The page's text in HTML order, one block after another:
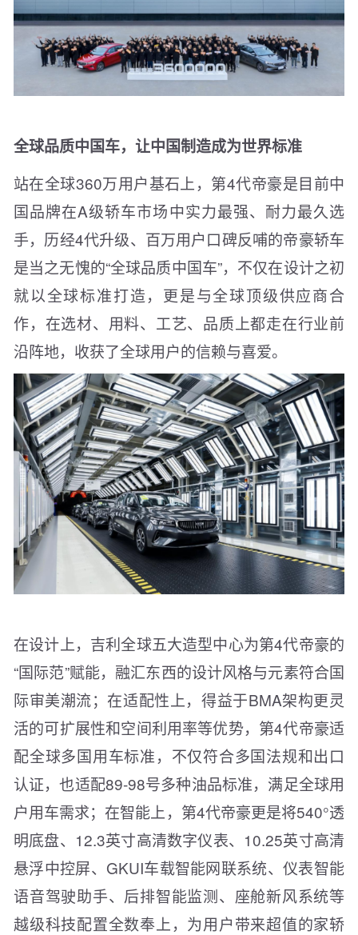
全球品质中国车，让中国制造成为世界标准
站在全球360万用户基石上，第4代帝豪是目前中
国品牌在A级轿车市场中实力最强、耐力最久选
手，历经4代升级、百万用户口碑反哺的帝豪轿车
是当之无愧的“全球品质中国车”，不仅在设计之初
就以全球标准打造，更是与全球顶级供应商合
作，在选材、用料、工艺、品质上都走在行业前
沿阵地，收获了全球用户的信赖与喜爱。
在设计上，吉利全球五大造型中心为第4代帝豪的
“国际范”赋能，融汇东西的设计风格与元素符合国
际审美潮流；在适配性上，得益于BMA架构更灵
活的可扩展性和空间利用率等优势，第4代帝豪适
配全球多国用车标准，不仅符合多国法规和出口
认证，也适配89-98号多种油品标准，满足全球用
户用车需求；在智能上，第4代帝豪更是将540°透
明底盘、12.3英寸高清数字仪表、10.25英寸高清
悬浮中控屏、GKUI车载智能网联系统、仪表智能
语音驾驶助手、后排智能监测、座舱新风系统等
越级科技配置全数奉上，为用户带来超值的家轿